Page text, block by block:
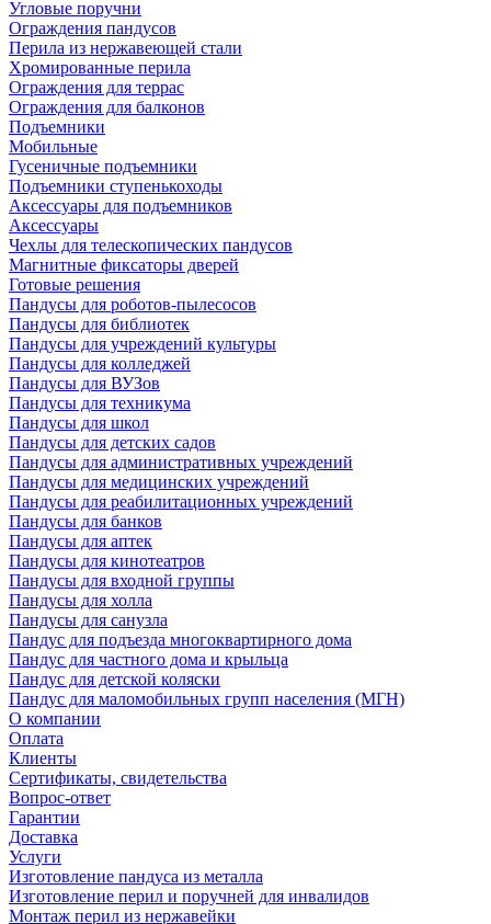
Угловые поручни
Ограждения пандусов
Перила из нержавеющей стали
Хромированные перила
Ограждения для террас
Ограждения для балконов
Подъемники
Мобильные
Гусеничные подъемники
Подъемники ступенькоходы
Аксессуары для подъемников
Аксессуары
Чехлы для телескопических пандусов
Магнитные фиксаторы дверей
Готовые решения
Пандусы для роботов-пылесосов
Пандусы для библиотек
Пандусы для учреждений культуры
Пандусы для колледжей
Пандусы для ВУЗов
Пандусы для техникума
Пандусы для школ
Пандусы для детских садов
Пандусы для административных учреждений
Пандусы для медицинских учреждений
Пандусы для реабилитационных учреждений
Пандусы для банков
Пандусы для аптек
Пандусы для кинотеатров
Пандусы для входной группы
Пандусы для холла
Пандусы для санузла
Пандус для подъезда многоквартирного дома
Пандус для частного дома и крыльца
Пандус для детской коляски
Пандус для маломобильных групп населения (МГН)
О компании
Оплата
Клиенты
Сертификаты, свидетельства
Вопрос-ответ
Гарантии
Доставка
Услуги
Изготовление пандуса из металла
Изготовление перил и поручней для инвалидов
Монтаж перил из нержавейки